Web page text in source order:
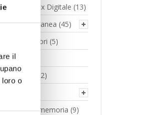
il
loro o
Reflex Digitale (13)
instantanea (45)
stabilizzatori (5)
led
(2)
schede di memoria (9)